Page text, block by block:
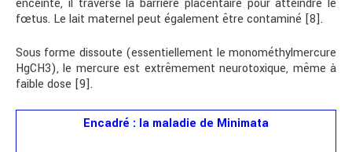
enceinte, il traverse la barrière placentaire pour atteindre le
fœtus. Le lait maternel peut également être contaminé [8].
Sous forme dissoute (essentiellement le monométhylmercure
HgCH3), le mercure est extrêmement neurotoxique, même à
faible dose [9].
Encadré : la maladie de Minimata